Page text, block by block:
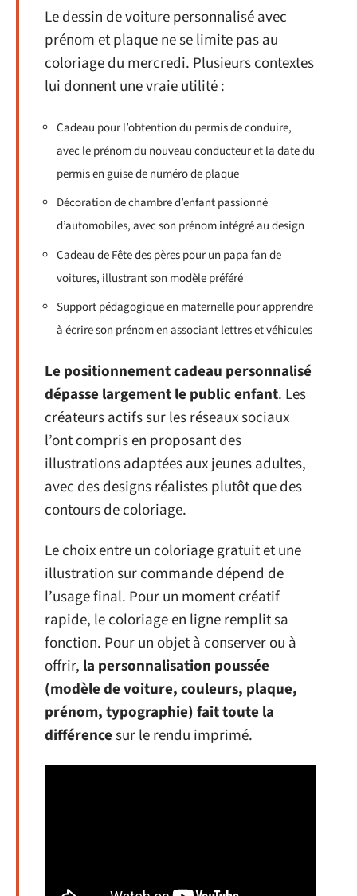
Le dessin de voiture personnalisé avec
prénom et plaque ne se limite pas au
coloriage du mercredi. Plusieurs contextes
lui donnent une vraie utilité :
Cadeau pour l’obtention du permis de conduire,
avec le prénom du nouveau conducteur et la date du
permis en guise de numéro de plaque
Décoration de chambre d’enfant passionné
d’automobiles, avec son prénom intégré au design
Cadeau de Fête des pères pour un papa fan de
voitures, illustrant son modèle préféré
Support pédagogique en maternelle pour apprendre
à écrire son prénom en associant lettres et véhicules
Le positionnement cadeau personnalisé
dépasse largement le public enfant. Les
créateurs actifs sur les réseaux sociaux
l’ont compris en proposant des
illustrations adaptées aux jeunes adultes,
avec des designs réalistes plutôt que des
contours de coloriage.
Le choix entre un coloriage gratuit et une
illustration sur commande dépend de
l’usage final. Pour un moment créatif
rapide, le coloriage en ligne remplit sa
fonction. Pour un objet à conserver ou à
offrir, la personnalisation poussée
(modèle de voiture, couleurs, plaque,
prénom, typographie) fait toute la
différencesur le rendu imprimé.